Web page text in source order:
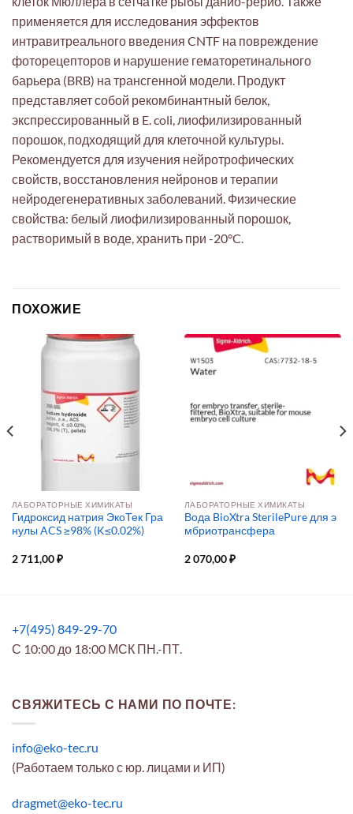
применяется для исследования эффектов
интравитреального введения CNTF на повреждение
фоторецепторов и нарушение гематоретинального
барьера (BRB) на трансгенной модели. Продукт
представляет собой рекомбинантный белок,
экспрессированный в E. coli, лиофилизированный
порошок, подходящий для клеточной культуры.
Рекомендуется для изучения нейротрофических
свойств, восстановления нейронов и терапии
нейродегенеративных заболеваний. Физические
свойства: белый лиофилизированный порошок,
растворимый в воде, хранить при -20°C.
ПОХОЖИЕ
ЛАБОРАТОРНЫЕ ХИМИКАТЫ
Гидроксид натрия ЭкоТек Гра
нулы ACS ≥98% (K≤0.02%)
2 711,00₽
ЛАБОРАТОРНЫЕ ХИМИКАТЫ
Вода BioXtra SterilePure для э
мбриотрансфера
2 070,00₽
+7(495) 849-29-70
С 10:00 до 18:00 МСК ПН.-ПТ.
СВЯЖИТЕСЬ С НАМИ ПО ПОЧТЕ:
info@eko-tec.ru
(Работаем только с юр. лицами и ИП)
dragmet@eko-tec.ru